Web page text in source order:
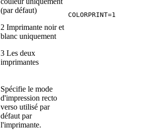
(par défaut)
2 Imprimante noir et
blanc uniquement
3 Les deux
imprimantes
COLORPRINT=1
Spécifie le mode
d'impression recto
verso utilisé par
défaut par
l'imprimante.